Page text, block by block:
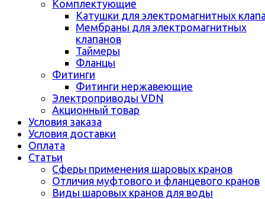
Комплектующие
Катушки для электромагнитных
Мембраны для электромагнитных
клапанов
Таймеры
Фланцы
Фитинги
Фитинги нержавеющие
Электроприводы VDN
Акционный товар
Условия заказа
Условия доставки
Оплата
Статьи
Сферы применения шаровых кранов
Отличия муфтового и фланцевого кранов
Виды шаровых кранов для воды